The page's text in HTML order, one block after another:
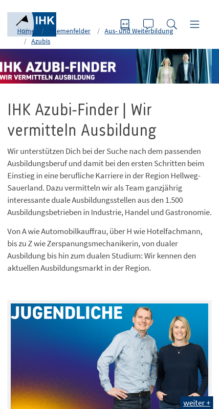
Home Themenfelder
Aus- und Weiterbildung
Azubis
IHK Azubi-Finder | Wir
vermitteln Ausbildung
Wir unterstützen Dich bei der Suche nach dem passenden
Ausbildungsberuf und damit bei den ersten Schritten beim
Einstieg in eine berufliche Karriere in der Region Hellweg-
Sauerland. Dazu vermitteln wir als Team ganzjährig
interessante duale Ausbildungsstellen aus den 1.500
Ausbildungsbetrieben in Industrie, Handel und Gastronomie.
Von A wie Automobilkauffrau, über H wie Hotelfachmann,
bis zu Z wie Zerspanungsmechanikerin, von dualer
Ausbildung bis hin zum dualen Studium: Wir kennen den
aktuellen Ausbildungsmarkt in der Region.
weiter +